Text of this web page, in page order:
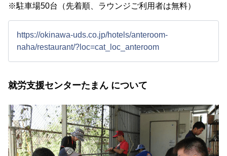
※駐車場50台（先着順、ラウンジご利用者は無料）
https://okinawa-uds.co.jp/hotels/anteroom-
naha/restaurant/?loc=cat_loc_anteroom
就労支援センターたまん について